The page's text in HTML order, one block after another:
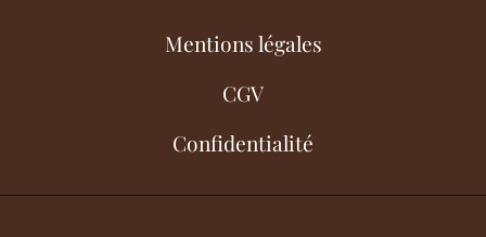
Mentions légales
CGV
Confidentialité